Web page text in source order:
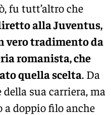
fu tutt’altro che
alla Juventus,
vero tradimento da
romanista, che
quella scelta. Da
sua carriera, ma
a doppio filo anche